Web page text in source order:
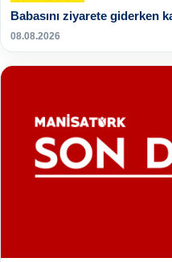
Babasını ziyarete giderken
08.08.2026